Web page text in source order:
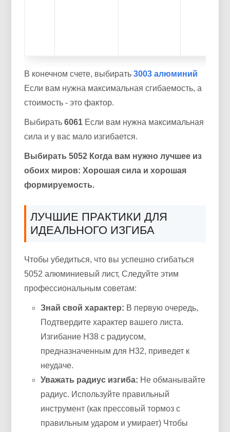
В конечном счете, выбирать3003 алюминий
Если вам нужна максимальная сгибаемость, а
стоимость - это фактор.
Выбирать6061 Если вам нужна максимальная
сила и у вас мало изгибается.
Выбирать 5052 Когда вам нужно лучшее из
обоих миров: Хорошая сила и хорошая
формируемость.
ЛУЧШИЕ ПРАКТИКИ ДЛЯ
ИДЕАЛЬНОГО ИЗГИБА
Чтобы убедиться, что вы успешно сгибаться
5052 алюминиевый лист, Следуйте этим
профессиональным советам:
Знай свой характер: В первую очередь,
Подтвердите характер вашего листа.
Изгибание H38 с радиусом,
предназначенным для H32, приведет к
неудаче.
Уважать радиус изгиба: Не обманывайте
радиус. Используйте правильный
инструмент (как прессовый тормоз с
правильным ударом и умирает) Чтобы